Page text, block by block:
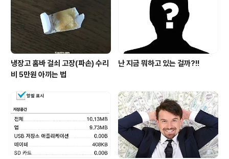
냉장고 홈바 걸쇠 고장(파손) 수리
비 5만원 아끼는 법
난 지금 뭐하고 있는 걸까?!!